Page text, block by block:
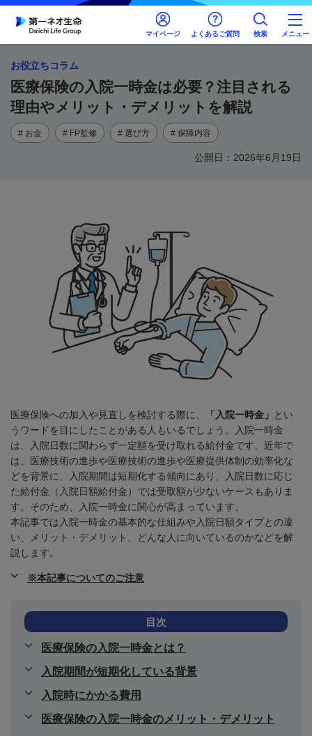
マイページ よくあるご質問 検索 メニュー
お役立ちコラム
医療保険の入院一時金は必要？注目される
理由やメリット・デメリットを解説
# お金 # FP監修 # 選び方 # 保障内容
公開日：2026年6月19日
医療保険への加入や見直しを検討する際に、 「入院一時金」
とい
うワードを目にしたことがある人もいるでしょう。入院一時金
は、入院日数に関わらず一定額を受け取れる給付金です。近年で
は、医療技術の進歩や医療技術の進歩や医療提供体制の効率化な
どを背景に、入院期間は短期化する傾向にあり、入院日数に応じ
た給付金（入院日額給付金）では受取額が少ないケースもありま
す。そのため、入院一時金に関心が高まっています。
本記事では入院一時金の基本的な仕組みや入院日額タイプとの違
い、メリット・デメリット、どんな人に向いているのかなどを解
説します。
※本記事についてのご注意
目次
医療保険の入院一時金とは？
入院期間が短期化している背景
入院時にかかる費用
医療保険の入院一時金のメリット・デメリット